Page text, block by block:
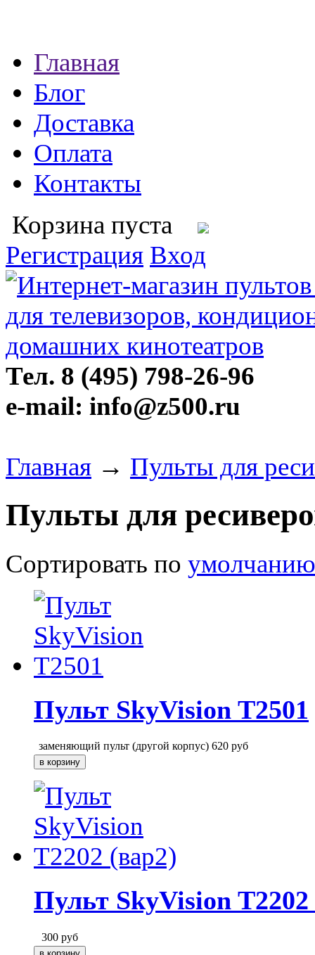
Главная
Блог
Доставка
Оплата
Контакты
Корзина пуста
Регистрация Вход
Тел. 8 (495) 798-26-96
e-mail: info@z500.ru
Главная → Пульты для
Пульты для
Сортировать по умолчанию
Пульт SkyVision T2501
заменяющий пульт (другой корпус) 620 руб
Пульт SkyVision
300 руб